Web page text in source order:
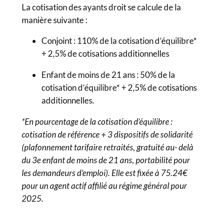
La cotisation des ayants droit se calcule de la
manière suivante :
Conjoint : 110% de la cotisation d’équilibre*
+ 2,5% de cotisations additionnelles
Enfant de moins de 21 ans : 50% de la
cotisation d’équilibre* + 2,5% de cotisations
additionnelles.
*En pourcentage de la cotisation d’équilibre :
cotisation de référence + 3 dispositifs de solidarité
(plafonnement tarifaire retraités, gratuité au- delà
du 3e enfant de moins de 21 ans, portabilité pour
les demandeurs d’emploi). Elle est fixée à 75.24€
pour un agent actif affilié au régime général pour
2025.